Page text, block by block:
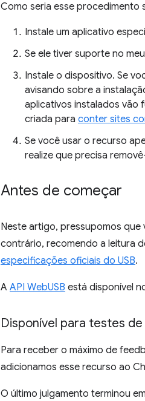
Como seria esse procedimento
Instale um aplicativo
Se ele tiver suporte no
Instale o dispositivo. Se
avisando sobre a
aplicativos instalados vão
criada para conter sites
Se você usar o recurso
realize que precisa
Antes de começar
Neste artigo, pressupomos que
contrário, recomendo a leitura
especificações oficiais do USB.
A API WebUSB está disponível
Disponível para testes
Para receber o máximo de
adicionamos esse recurso ao
O último julgamento terminou